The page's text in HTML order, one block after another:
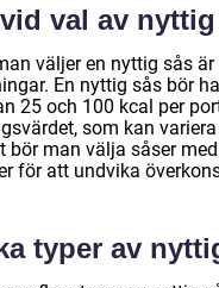
val av
väljer en nyttig sås
En nyttig sås bör
25 och 100 kcal per
som kan
bör man välja såser
för att undvika
typer av